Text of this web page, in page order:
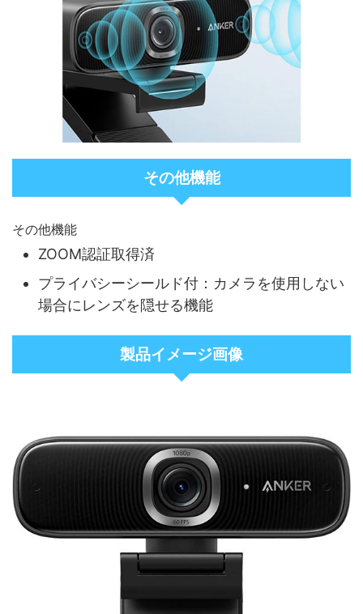
その他機能
その他機能
ZOOM認証取得済
プライバシーシールド付：カメラを使用しない
場合にレンズを隠せる機能
製品イメージ画像